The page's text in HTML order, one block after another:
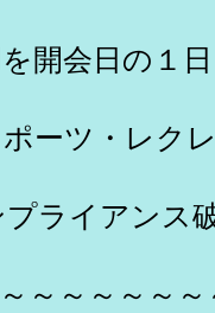
開会日の１
ーツ・レク
ライアンス
～～～～～